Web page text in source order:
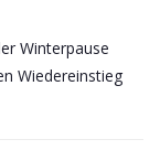
Winterpause
Wiedereinstieg